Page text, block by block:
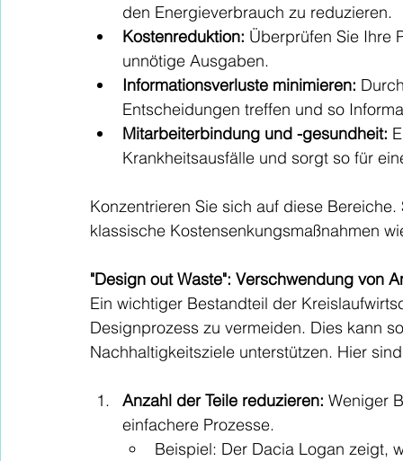
den Energieverbrauch zu reduzieren.
Kostenreduktion: Überprüfen Sie Ihre
unnötige Ausgaben.
Informationsverluste minimieren:
Entscheidungen treffen und so
Mitarbeiterbindung und -gesundheit:
Krankheitsausfälle und sorgt so für
Konzentrieren Sie sich auf diese
klassische Kostensenkungsmaßnahmen
"Design out Waste": Verschwendung von
Ein wichtiger Bestandteil der
Designprozess zu vermeiden. Dies kann
Nachhaltigkeitsziele unterstützen. Hier
Anzahl der Teile reduzieren: Weniger
einfachere Prozesse.
Beispiel: Der Dacia Logan zeigt,